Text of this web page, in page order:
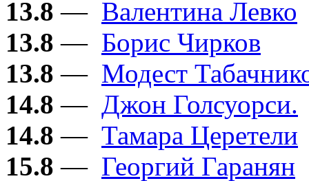
13.8 — Валентина Левко
13.8 — Борис Чирков
13.8 — Модест
14.8 — Джон Голсуорси.
14.8 — Тамара Церетели
15.8 — Георгий Гаранян